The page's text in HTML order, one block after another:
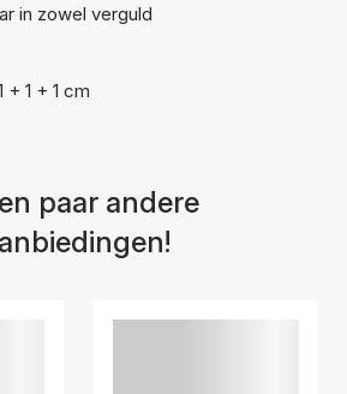
het winkelmandje
in zowel verguld
+ 1 + 1 cm
paar andere